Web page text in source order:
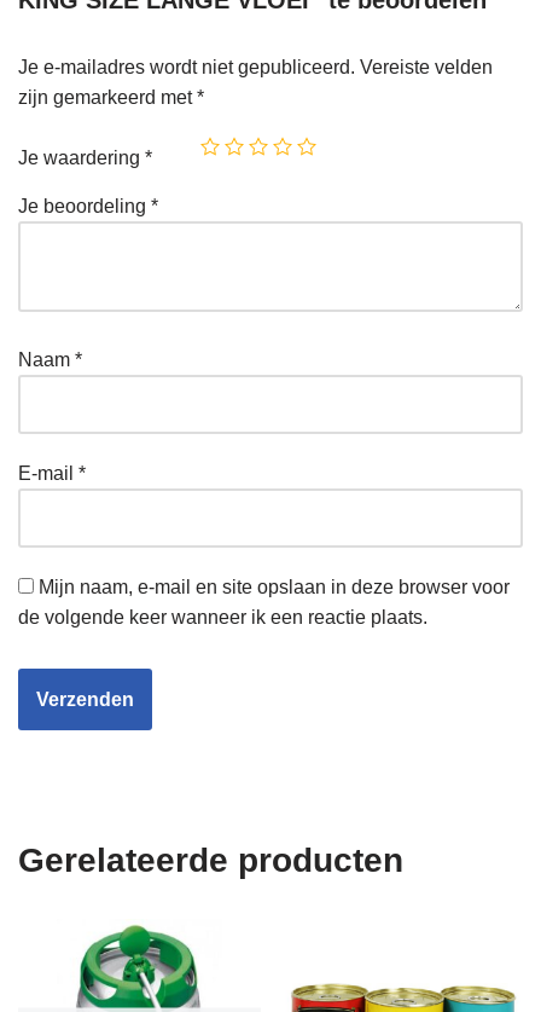
Je e-mailadres wordt niet gepubliceerd. Vereiste velden
zijn gemarkeerd met*
Je waardering *
Je beoordeling *
Naam *
E-mail *
Mijn naam, e-mail en site opslaan in deze browser voor
de volgende keer wanneer ik een reactie plaats.
Gerelateerde producten